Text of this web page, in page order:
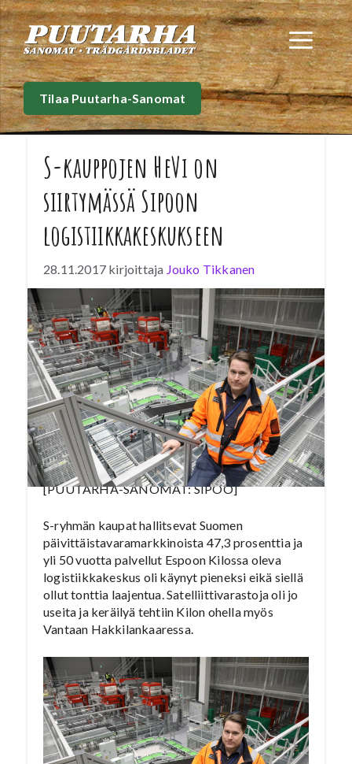
Siirry
sisältöön
Tilaa Puutarha-Sanomat
S-kauppojen HeVi on
siirtymässä Sipoon
logistiikkakeskukseen
28.11.2017 kirjoittaja Jouko Tikkanen
SOK:n tytäryhtiön Inex Partners Oy:n
logistiikkakeskus on kokonaisuudessaan
valmistumassa Sipooseen. Hevi-tuotteiden
vastaanottoa ja keräilyä on siirretty uuteen
keskukseen elokuusta alkaen ja kaikki hevi-
tuotteet kulkevat Sipoon kautta
helmikuussa.Tämä artikkeli on julkaistu
Puutarha-Sanomat -lehden numerossa
10/2017, katso jutun lopusta video Sipoon
logistiikkakeskuksen toiminnasta.
[PUUTARHA-SANOMAT: SIPOO]
S-ryhmän kaupat hallitsevat Suomen
päivittäistavaramarkkinoista 47,3 prosenttia ja
yli 50 vuotta palvellut Espoon Kilossa oleva
logistiikkakeskus oli käynyt pieneksi eikä siellä
ollut tonttia laajentua. Satelliittivarastoja oli jo
useita ja keräilyä tehtiin Kilon ohella myös
Vantaan Hakkilankaaressa.